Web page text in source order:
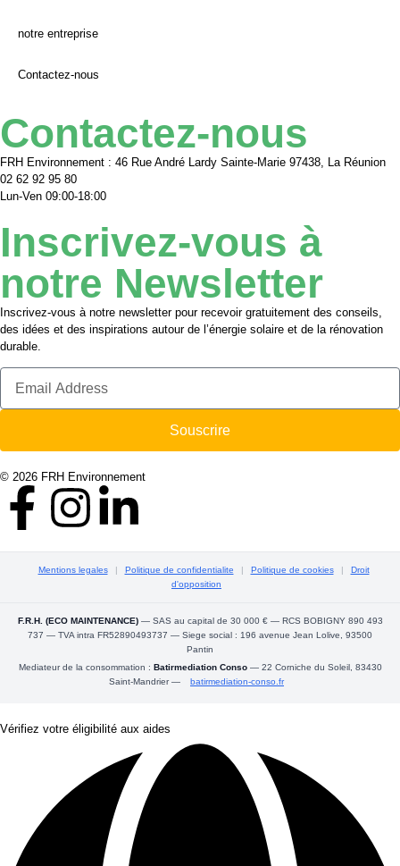
notre entreprise
Contactez-nous
Contactez-nous
FRH Environnement : 46 Rue André Lardy Sainte-Marie 97438, La Réunion
02 62 92 95 80
Lun-Ven 09:00-18:00
Inscrivez-vous à
notre Newsletter
Inscrivez-vous à notre newsletter pour recevoir gratuitement des conseils,
des idées et des inspirations autour de l’énergie solaire et de la rénovation
durable.
Souscrire
© 2026 FRH Environnement
Mentions legales | Politique de confidentialite | Politique de cookies |
Droit
d'opposition
F.R.H. (ECO MAINTENANCE)— SAS au capital de 30 000 € — RCS BOBIGNY 890 493
737 — TVA intra FR52890493737 — Siege social : 196 avenue Jean Lolive, 93500
Pantin
Mediateur de la consommation : Batirmediation Conso— 22 Corniche du Soleil, 83430
Saint-Mandrier —
batirmediation-conso.fr
Vérifiez votre éligibilité aux aides